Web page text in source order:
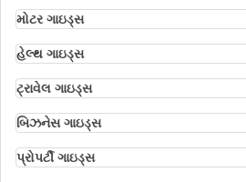
એથર એનર્જી બાઇક ઇન્શ્યોરન્સ
હીરો એચએફ ડિલક્સ ઇન્શ્યોરન્સ
રોયલ એનફિલ્ડ ક્લાસિક ઇન્શ્યોરન્સ
હોન્ડા બાઇક ઇન્શ્યોરન્સ
બાઇક ઇન્શ્યોરન્સ રિન્યુઅલ
બાઇક ઇન્શ્યોરન્સ ફોર થ્રી યર્સ
કોમ્પ્રિહેન્સિવ એન્ડ થર્ડ-પાર્ટી બાઇક ઇન્શ્યોરન્સ
કેશલેસ બાઇક ઇન્શ્યોરન્સ
કમ્પેર બાઇક ઇન્શ્યોરન્સ
મોટર ગાઇડ્સ
ટાઇપ્સ ઑફ મોટર ઇન્શ્યોરન્સ
રોડસાઇડ અસિસ્ટન્સ કવર
પી.એ. કવર ઇન મોટર ઇન્શ્યોરન્સ
થર્ડ પાર્ટી ઇન્શ્યોરન્સ કેવી રીતે ક્લેમ કરવો
ઇન્ડિયન મોટર વ્હીકલ એક્ટ 1988
હાઇ સિક્યુરિટી નંબર પ્લેટ
ટ્રાન્સફર વ્હીકલ રજીસ્ટ્રેશન સર્ટિફિકેટ
હેલ્થ ગાઇડ્સ
હેલ્થ ઇન્શ્યોરન્સ ફોર એનઆરઆઈ પેરેન્ટ્સ
ઇન્ડિવિજુઅલ હેલ્થ ઇન્શ્યોરન્સ
ડાયાબિટીસ હેલ્થ ઇન્શ્યોરન્સ
સબ લિમિટ ઇન હેલ્થ ઇન્શ્યોરન્સ
ક્રિટિકલ ઇલનેસ ઇન્શ્યોરન્સ
ટ્રાવેલ ગાઇડ્સ
ટ્રાવેલ ઇન્શ્યોરન્સ ફોર સિનિયર સિટિઝન્સ
ટ્રાવેલ ઇન્શ્યોરન્સ ફોર દુબઈ
ટ્રાવેલ ઇન્શ્યોરન્સ ફોર યુકે
બિઝનેસ ગાઇડ્સ
મેનેજમેન્ટ લાયબિલિટી ઇન્શ્યોરન્સ
પ્રોપર્ટી ગાઇડ્સ